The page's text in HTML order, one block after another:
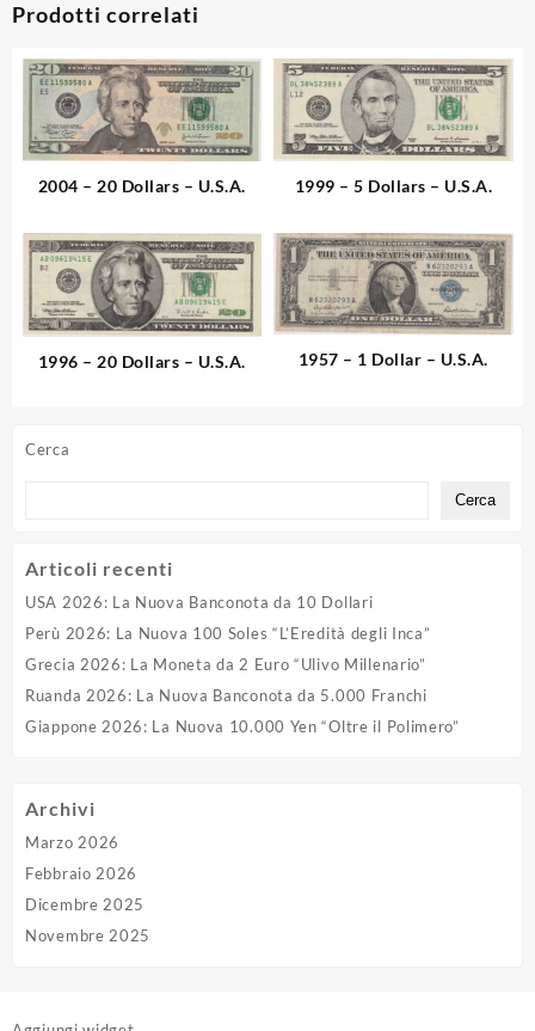
Cerca
Cerca
Articoli recenti
USA 2026: La Nuova Banconota da 10 Dollari
Perù 2026: La Nuova 100 Soles “L’Eredità degli Inca”
Grecia 2026: La Moneta da 2 Euro “Ulivo Millenario”
Ruanda 2026: La Nuova Banconota da 5.000 Franchi
Giappone 2026: La Nuova 10.000 Yen “Oltre il Polimero”
Prodotti correlati
2004 – 20 Dollars – U.S.A. 1999 – 5 Dollars – U.S.A.
1996 – 20 Dollars – U.S.A. 1957 – 1 Dollar – U.S.A.
Archivi
Marzo 2026
Febbraio 2026
Dicembre 2025
Novembre 2025